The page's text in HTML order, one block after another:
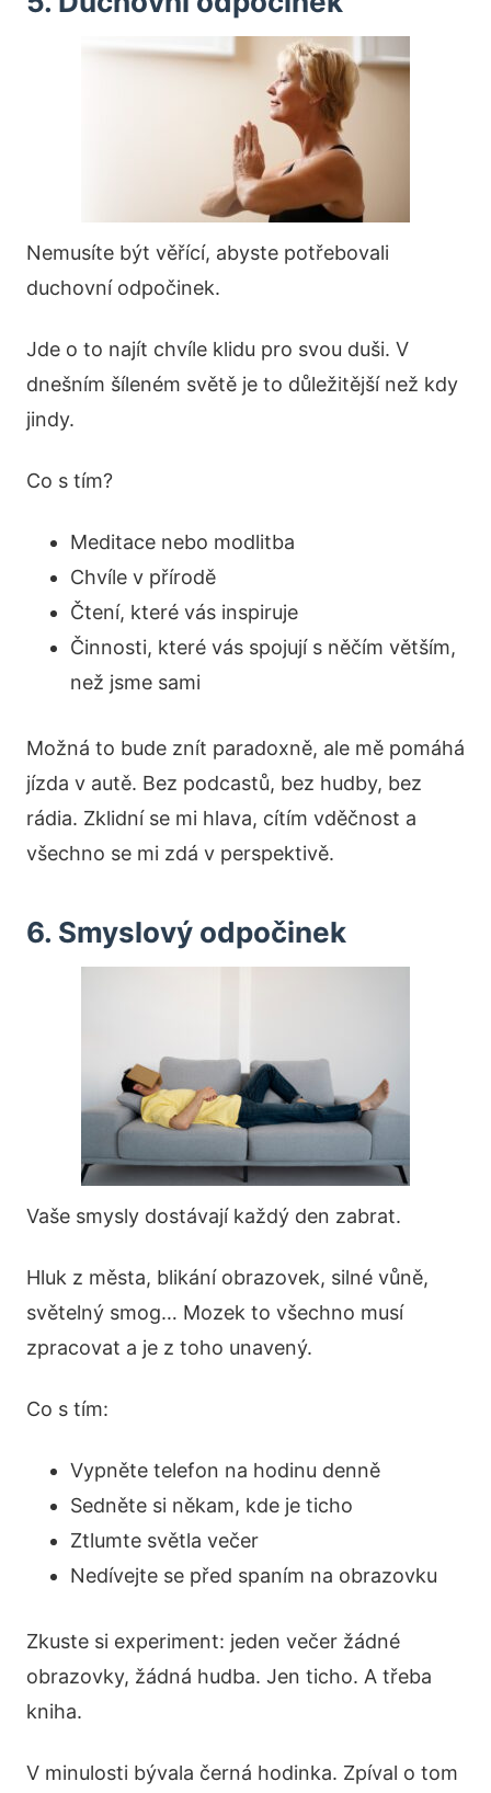
Nemusíte být věřící, abyste potřebovali
duchovní odpočinek.
Jde o to najít chvíle klidu pro svou duši. V
dnešním šíleném světě je to důležitější než kdy
jindy.
Co s tím?
Meditace nebo modlitba
Chvíle v přírodě
Čtení, které vás inspiruje
Činnosti, které vás spojují s něčím větším,
než jsme sami
Možná to bude znít paradoxně, ale mě pomáhá
jízda v autě. Bez podcastů, bez hudby, bez
rádia. Zklidní se mi hlava, cítím vděčnost a
všechno se mi zdá v perspektivě.
6. Smyslový odpočinek
Vaše smysly dostávají každý den zabrat.
Hluk z města, blikání obrazovek, silné vůně,
světelný smog… Mozek to všechno musí
zpracovat a je z toho unavený.
Co s tím:
Vypněte telefon na hodinu denně
Sedněte si někam, kde je ticho
Ztlumte světla večer
Nedívejte se před spaním na obrazovku
Zkuste si experiment: jeden večer žádné
obrazovky, žádná hudba. Jen ticho. A třeba
kniha.
V minulosti bývala černá hodinka. Zpíval o tom